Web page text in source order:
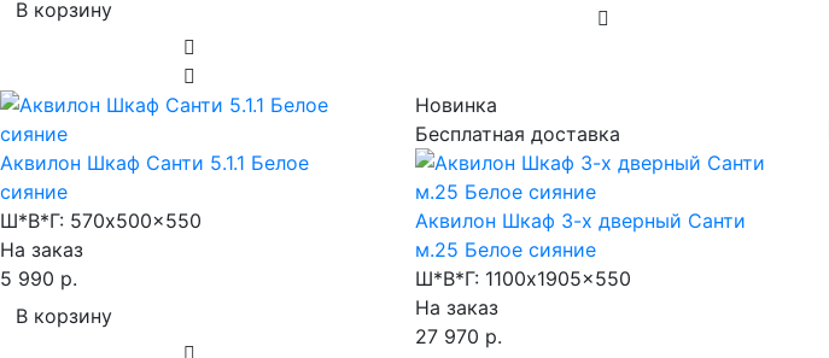
В корзину
Аквилон Шкаф Санти 5.1.1 Белое
сияние
Ш*В*Г: 570x500x550
На заказ
5 990 р.
В корзину
Новинка
Бесплатная доставка
Аквилон Шкаф 3-х дверный Санти
м.25 Белое сияние
Ш*В*Г:1100x1905x550
На заказ
27 970 р.